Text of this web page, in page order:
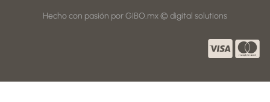
Hecho con pasión por GIBO.mx © digital solutions